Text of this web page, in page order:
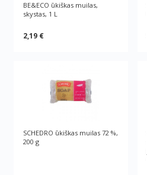
BE&ECO ūkiškas muilas,
skystas, 1 L
2,19 €
SCHEDRO ūkiškas muilas 72 %,
200 g